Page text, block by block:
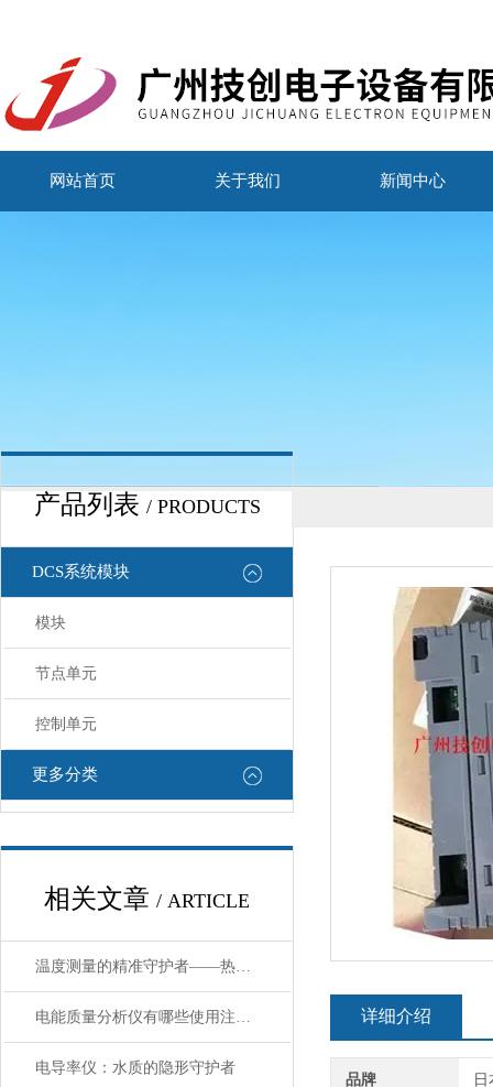
网站首页 关于我们 新闻中心
产品列表 / PRODUCTS
DCS系统模块
模块
节点单元
控制单元
更多分类
相关文章 / ARTICLE
温度测量的精准守护者——热电偶校验仪的应用与优势
电能质量分析仪有哪些使用注意事项
电导率仪：水质的隐形守护者
详细介绍
品牌